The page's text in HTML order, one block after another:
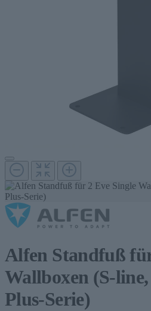
Alfen Standfuß
Wallboxen (S-
Plus-Serie)